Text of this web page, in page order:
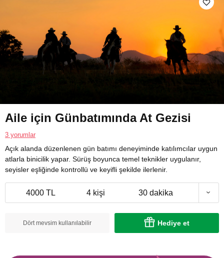
Aile için Günbatımında At Gezisi
3 yorumlar
Açık alanda düzenlenen gün batımı deneyiminde katılımcılar uygun
atlarla binicilik yapar. Sürüş boyunca temel teknikler uygulanır,
seyisler eşliğinde kontrollü ve keyifli şekilde ilerlenir.
4000 TL 4 kişi 30 dakika
Dört mevsim kullanılabilir Hediye et